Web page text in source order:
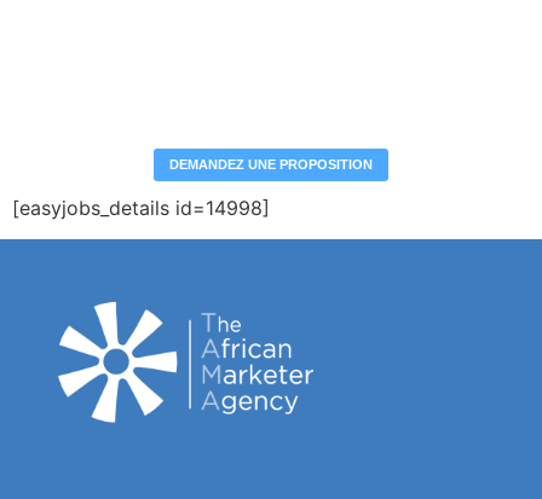
DEMANDEZ UNE PROPOSITION
[easyjobs_details id=14998]